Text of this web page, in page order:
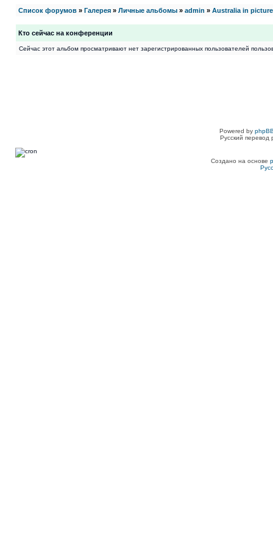
Список форумов » Галерея » Личные альбомы » admin » Australia in
Кто сейчас на конференции
Сейчас этот альбом просматривают нет зарегистрированных пользователей
Powered by
Русский
Создано на основе